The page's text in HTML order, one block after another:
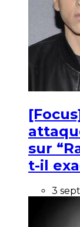
sur
t-il
3